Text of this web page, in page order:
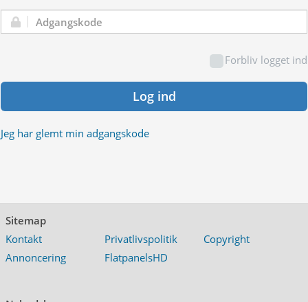
Adgangskode:
Forbliv logget ind
Log ind
Jeg har glemt min adgangskode
Sitemap
Kontakt
Privatlivspolitik
Copyright
Annoncering
FlatpanelsHD